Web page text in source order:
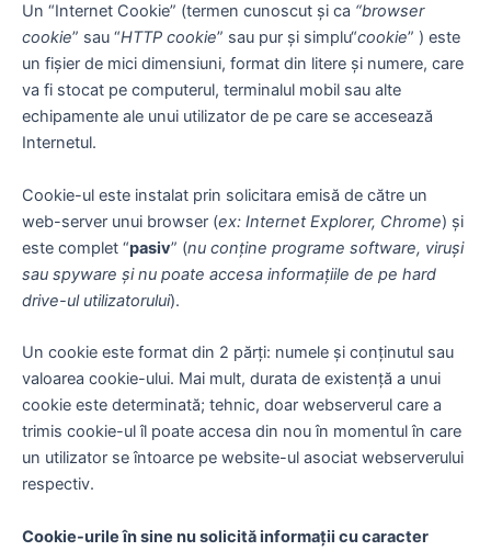
Un “Internet Cookie” (termen cunoscut și ca “browser
cookie” sau “HTTP cookie” sau pur și simplu“cookie” ) este
un fișier de mici dimensiuni, format din litere și numere, care
va fi stocat pe computerul, terminalul mobil sau alte
echipamente ale unui utilizator de pe care se accesează
Internetul.
Cookie-ul este instalat prin solicitara emisă de către un
web-server unui browser (ex: Internet Explorer, Chrome) și
este complet “pasiv” (nu conține programe software, viruși
sau spyware și nu poate accesa informațiile de pe hard
drive-ul utilizatorului).
Un cookie este format din 2 părți: numele și conținutul sau
valoarea cookie-ului. Mai mult, durata de existență a unui
cookie este determinată; tehnic, doar webserverul care a
trimis cookie-ul îl poate accesa din nou în momentul în care
un utilizator se întoarce pe website-ul asociat webserverului
respectiv.
Cookie-urile în sine nu solicită informații cu caracter